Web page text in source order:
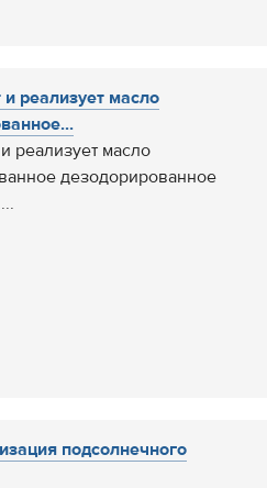
реализует масло
реализует масло
дезодорированное
подсолнечного